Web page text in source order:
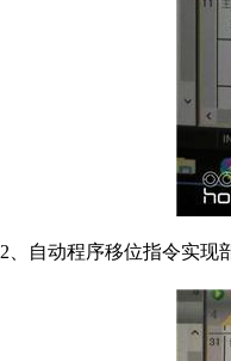
2、自动程序移位指令实现